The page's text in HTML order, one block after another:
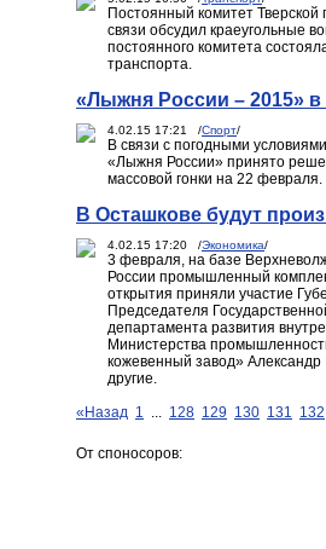
Постоянный комитет Тверской
связи обсудил краеугольные
постоянного комитета
транспорта.
«Лыжня России – 2015»
4.02.15 17:21 /Спорт/
В связи с погодными
«Лыжня России» принято
массовой гонки на 22
В Осташкове будут
4.02.15 17:20 /Экономика/
3 февраля, на базе
России промышленный
открытия приняли участие
Председателя
департамента развития
Министерства
кожевенный завод»
другие.
«Назад 1 ... 128 129 130 131 132
От споносоров: